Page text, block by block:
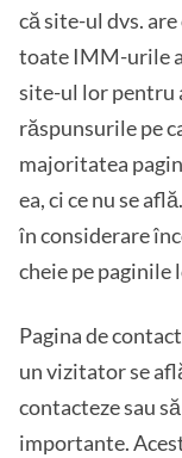
că site-ul dvs.
toate IMM-urile
site-ul lor pentru
răspunsurile pe
majoritatea
ea, ci ce nu se
în considerare
cheie pe paginile
Pagina de
un vizitator se
contacteze sau
importante.